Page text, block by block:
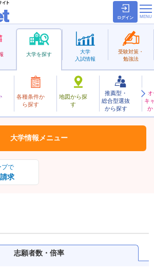
ログイン
大学を探す
各種条件か
ら探す
地図から探
す
推薦型・
総合型選抜
から探す
キ
か
大学
入試情報
受験対策・
勉強法
お気に入り
プで
求
大学情報 メニュー
志願者数・倍率